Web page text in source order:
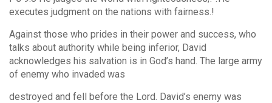
executes judgment on the nations with fairness.!
Against those who prides in their power and success, who
talks about authority while being inferior, David
acknowledges his salvation is in God’s hand. The large army
of enemy who invaded was
destroyed and fell before the Lord. David’s enemy was